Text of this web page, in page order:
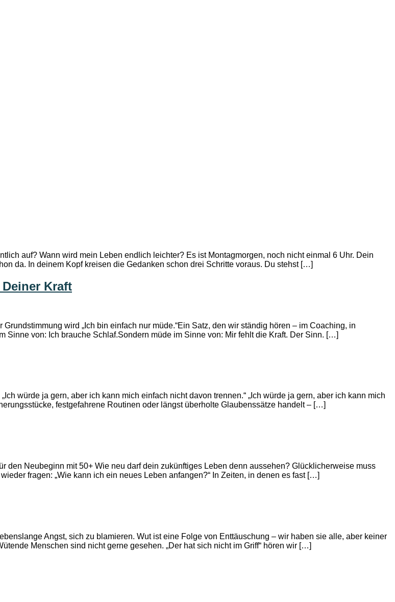
auf? Wann wird mein Leben endlich leichter? Es ist Montagmorgen, noch nicht einmal 6 Uhr. Dein
da. In deinem Kopf kreisen die Gedanken schon drei Schritte voraus. Du stehst […]
Kraft
wird „Ich bin einfach nur müde.“Ein Satz, den wir ständig hören – im Coaching, in
von: Ich brauche Schlaf.Sondern müde im Sinne von: Mir fehlt die Kraft. Der Sinn. […]
würde ja gern, aber ich kann mich einfach nicht davon trennen.“ „Ich würde ja gern, aber ich kann mich
festgefahrene Routinen oder längst überholte Glaubenssätze handelt – […]
Neubeginn mit 50+ Wie neu darf dein zukünftiges Leben denn aussehen? Glücklicherweise muss
fragen: „Wie kann ich ein neues Leben anfangen?“ In Zeiten, in denen es fast […]
Angst, sich zu blamieren. Wut ist eine Folge von Enttäuschung – wir haben sie alle, aber keiner
Menschen sind nicht gerne gesehen. „Der hat sich nicht im Griff“ hören wir […]